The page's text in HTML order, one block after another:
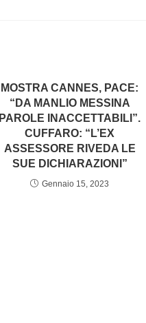
MOSTRA CANNES, PACE:
“DA MANLIO MESSINA
PAROLE INACCETTABILI”.
CUFFARO: “L’EX
ASSESSORE RIVEDA LE
SUE DICHIARAZIONI”
Gennaio 15, 2023